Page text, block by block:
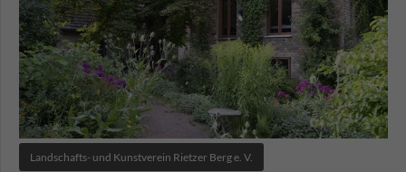
Landschafts- und Kunstverein Rietzer Berg e. V.